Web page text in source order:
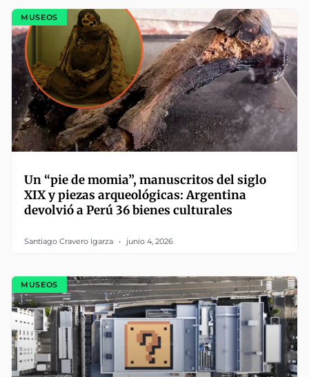
MUSEOS
Un “pie de momia”, manuscritos del siglo
XIX y piezas arqueológicas: Argentina
devolvió a Perú 36 bienes culturales
Santiago Cravero Igarza junio 4, 2026
MUSEOS